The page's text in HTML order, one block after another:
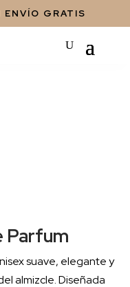
ENVÍO GRATIS
Parfum
suave, elegante y
almizcle. Diseñada